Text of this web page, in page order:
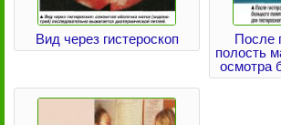
Вид через гистероскоп
После
полость
осмотра